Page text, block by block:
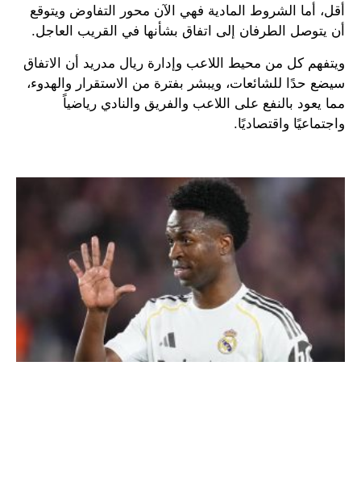
أقل، أما الشروط المادية فهي الآن محور التفاوض ويتوقع
أن يتوصل الطرفان إلى اتفاق بشأنها في القريب العاجل.
ويتفهم كل من محيط اللاعب وإدارة ريال مدريد أن الاتفاق
سيضع حدًا للشائعات، ويبشر بفترة من الاستقرار والهدوء،
مما يعود بالنفع على اللاعب والفريق والنادي رياضياً
واجتماعيًا واقتصاديًا.